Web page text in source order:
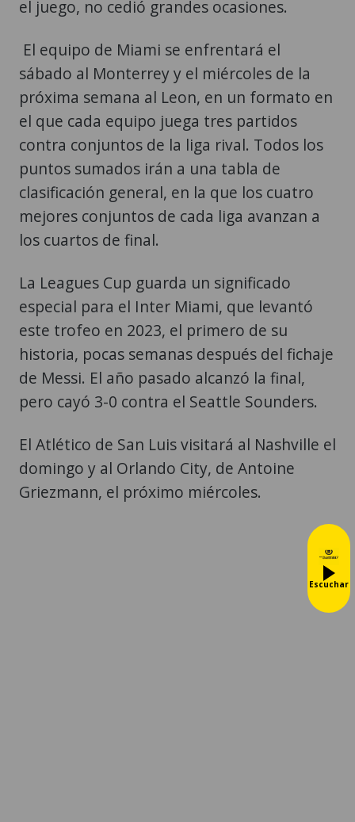
el juego, no cedió grandes ocasiones.
El equipo de Miami se enfrentará el
sábado al Monterrey y el miércoles de la
próxima semana al Leon, en un formato en
el que cada equipo juega tres partidos
contra conjuntos de la liga rival. Todos los
puntos sumados irán a una tabla de
clasificación general, en la que los cuatro
mejores conjuntos de cada liga avanzan a
los cuartos de final.
La Leagues Cup guarda un significado
especial para el Inter Miami, que levantó
este trofeo en 2023, el primero de su
historia, pocas semanas después del fichaje
de Messi. El año pasado alcanzó la final,
pero cayó 3-0 contra el Seattle Sounders.
El Atlético de San Luis visitará al Nashville el
domingo y al Orlando City, de Antoine
Griezmann, el próximo miércoles.
Escuchar